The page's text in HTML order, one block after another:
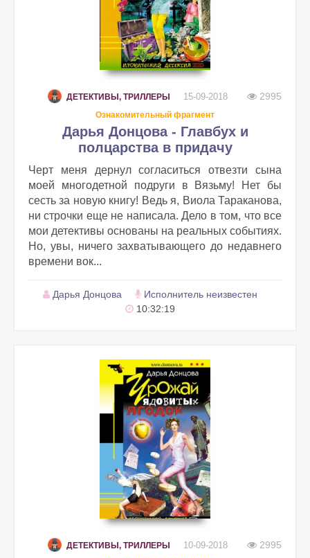
ДЕТЕКТИВЫ, ТРИЛЛЕРЫ 15-09-2018 2995
Ознакомительный фрагмент
Дарья Донцова - Главбух и
полцарства в придачу
Черт меня дернул согласиться отвезти сына
моей многодетной подруги в Вязьму! Нет бы
сесть за новую книгу! Ведь я, Виола Тараканова,
ни строчки еще не написала. Дело в том, что все
мои детективы основаны на реальных событиях.
Но, увы, ничего захватывающего до недавнего
времени вок...
Дарья Донцова
Исполнитель неизвестен
10:32:19
ДЕТЕКТИВЫ, ТРИЛЛЕРЫ 10-09-2018 2995